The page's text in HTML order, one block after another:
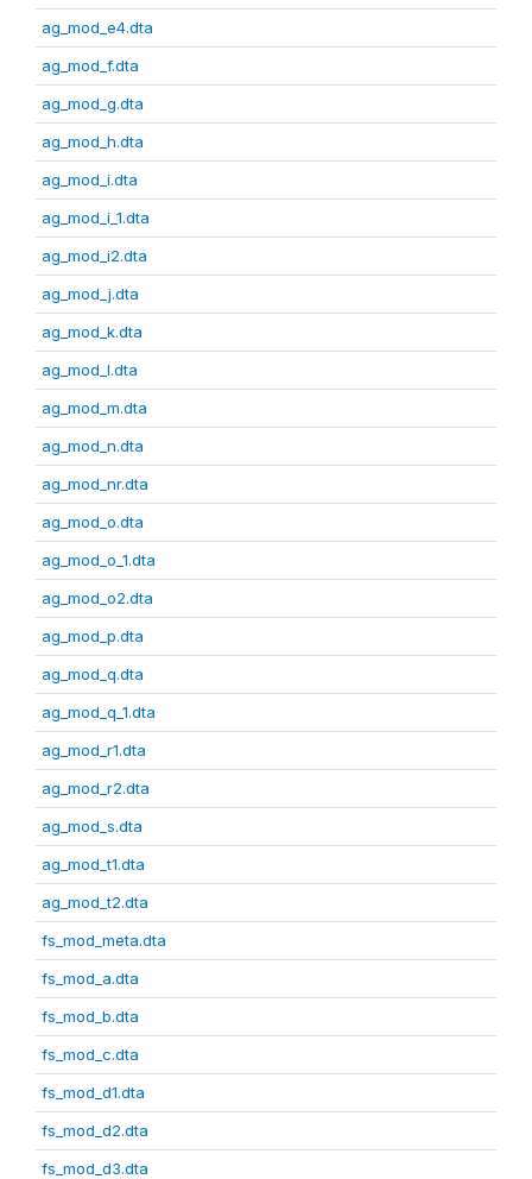
ag_mod_e4.dta
ag_mod_f.dta
ag_mod_g.dta
ag_mod_h.dta
ag_mod_i.dta
ag_mod_i_1.dta
ag_mod_i2.dta
ag_mod_j.dta
ag_mod_k.dta
ag_mod_l.dta
ag_mod_m.dta
ag_mod_n.dta
ag_mod_nr.dta
ag_mod_o.dta
ag_mod_o_1.dta
ag_mod_o2.dta
ag_mod_p.dta
ag_mod_q.dta
ag_mod_q_1.dta
ag_mod_r1.dta
ag_mod_r2.dta
ag_mod_s.dta
ag_mod_t1.dta
ag_mod_t2.dta
fs_mod_meta.dta
fs_mod_a.dta
fs_mod_b.dta
fs_mod_c.dta
fs_mod_d1.dta
fs_mod_d2.dta
fs_mod_d3.dta